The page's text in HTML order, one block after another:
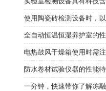
电热鼓风干燥箱使用时需
防水卷材试验仪器的性能
一分钟，快速带你了解冻